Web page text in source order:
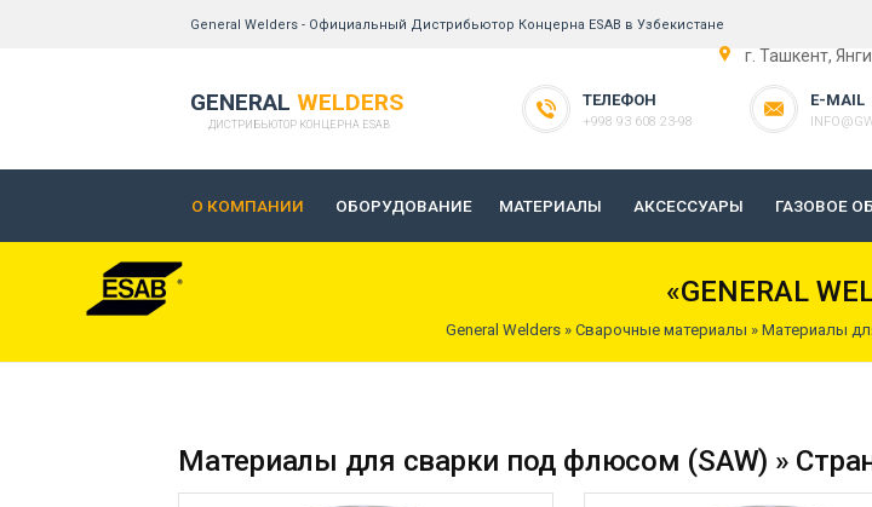
General Welders - Официальный Дистрибьютор Концерна ESAB в Узбекистане
г. Ташкент,
GENERAL WELDERS
ДИСТРИБЬЮТОР КОНЦЕРНА ESAB
ТЕЛЕФОН
+998 93 608 23-98
E-MAIL
О КОМПАНИИ ОБОРУДОВАНИЕ МАТЕРИАЛЫ АКСЕССУАРЫ ГАЗОВОЕ
«GENERAL
General Welders » Сварочные материалы » Материалы
Материалы для сварки под флюсом (SAW) »